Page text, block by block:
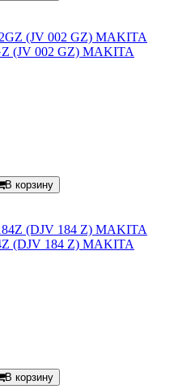
(JV 002 GZ) MAKITA
В корзину
(DJV 184 Z) MAKITA
В корзину